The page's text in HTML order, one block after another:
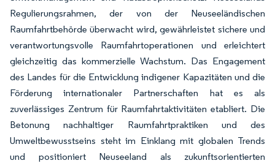
Regulierungsrahmen, der von der Neuseeländischen
Raumfahrtbehörde überwacht wird, gewährleistet sichere und
verantwortungsvolle Raumfahrtoperationen und erleichtert
gleichzeitig das kommerzielle Wachstum. Das Engagement
des Landes für die Entwicklung indigener Kapazitäten und die
Förderung internationaler Partnerschaften hat es als
zuverlässiges Zentrum für Raumfahrtaktivitäten etabliert. Die
Betonung nachhaltiger Raumfahrtpraktiken und des
Umweltbewusstseins steht im Einklang mit globalen Trends
und positioniert Neuseeland als zukunftsorientierten